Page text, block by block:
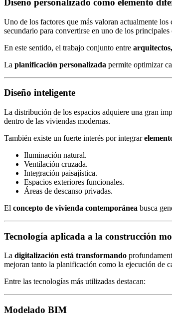
Diseño personalizado como elemento
Uno de los factores que más valoran actualmente
secundario para convertirse en uno de los
En este sentido, el trabajo conjunto entre
La planificación personalizada permite optimizar
Diseño inteligente
La distribución de los espacios adquiere una gran
dentro de las viviendas modernas.
También existe un fuerte interés por integrar
Iluminación natural.
Ventilación cruzada.
Integración paisajística.
Espacios exteriores funcionales.
Áreas de descanso privadas.
El concepto de vivienda contemporánea busca
Tecnología aplicada a la construcción
La digitalización está transformando
mejoran tanto la planificación como la ejecución de
Entre las tecnologías más utilizadas destacan:
Modelado BIM